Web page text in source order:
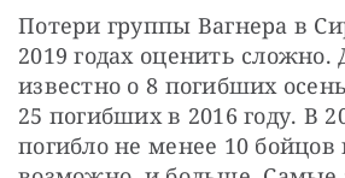
Потери группы Вагнера в
2019 годах оценить сложно.
известно о 8 погибших
25 погибших в 2016 году. В
погибло не менее 10